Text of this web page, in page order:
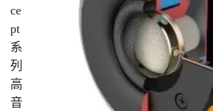
ce
pt
系
列
高
音